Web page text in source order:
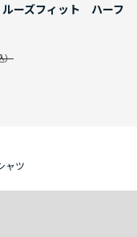
ーズフィット ハーフ
ャツ